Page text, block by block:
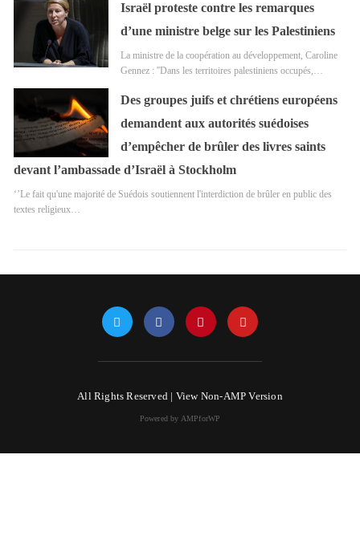
Israël proteste contre les remarques
d’une ministre belge sur les Palestiniens
La ministre de la coopération au développement, Caroline
Gennez : ''Dans les territoires palestiniens occupés,…
Des groupes juifs et chrétiens européens
demandent aux autorités suédoises
d’empêcher de brûler des livres saints
devant l’ambassade d’Israël à Stockholm
‘’Le fait qu'une majorité de Suédois soutiennent l'interdiction de brûler en public des
textes religieux…
All Rights Reserved | View Non-AMP Version
Powered by AMPforWP